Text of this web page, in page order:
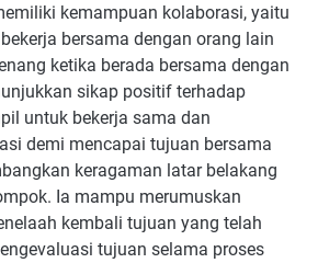
kemampuan kolaborasi, yaitu
bersama dengan orang lain
ketika berada bersama dengan
sikap positif terhadap
untuk bekerja sama dan
demi mencapai tujuan bersama
keragaman latar belakang
Ia mampu merumuskan
kembali tujuan yang telah
tujuan selama proses